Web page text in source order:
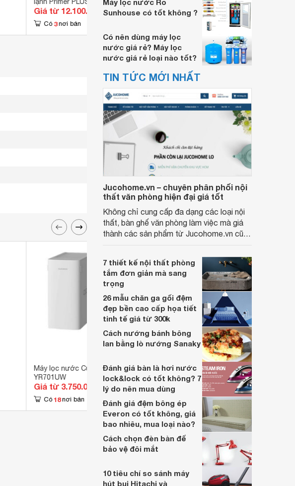
Giá từ 12.100.000 đ
Có 3 nơi bán
Giá từ 6.545.000 đ
Máy lọc nước Cuckoo CP-
YR701UW
Giá từ 3.750.000 đ
Có 18 nơi bán
Máy lọc nước Cuckoo CP-
MN021W
Giá từ 2.490.000 đ
15 nơi bán
Máy lọc nước Ro
Sunhouse có tốt không ?
Có nên dùng máy lọc
nước giá rẻ? Máy lọc
nước giá rẻ loại nào tốt?
TIN TỨC MỚI NHẤT
Jucohome.vn – chuyên phân phối nội
thất văn phòng hiện đại giá tốt
Không chỉ cung cấp đa dạng các loại nội
thất, bàn ghế văn phòng làm việc mà giá
thành các sản phẩm từ Jucohome.vn cũng
7 thiết kế nội thất phòng
tắm đơn giản mà sang
trọng
26 mẫu chăn ga gối đệm
đẹp bền cao cấp họa tiết
tinh tế giá từ 300k
Cách nướng bánh bông
lan bằng lò nướng Sanaky
Đánh giá bàn là hơi nước
lock&lock có tốt không? 7
lý do nên mua dùng
Đánh giá đệm bông ép
Everon có tốt không, giá
bao nhiêu, mua loại nào?
Cách chọn đèn bàn để
bảo vệ đôi mắt
10 tiêu chí so sánh máy
hút bụi Hitachi và